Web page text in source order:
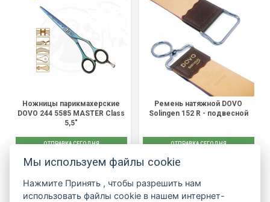
Ножницы парикмахерские
DOVO 244 5585 MASTER Class
5,5"
ОТПРАВКА СЕГОДНЯ
БЕСПЛАТНЫЙ ТРАНСПОРТ
В наличии
9 997 Kč
Ремень натяжной DOVO
Solingen 152 R - подвесной
ОТПРАВКА СЕГОДНЯ
В наличии
1 999 Kč
Мы используем файлы cookie
Нажмите Принять , чтобы разрешить нам
использовать файлы cookie в нашем интернет-